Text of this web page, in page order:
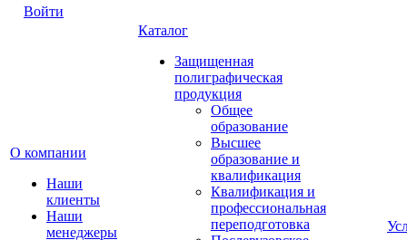
Войти
О компании
Наши
клиенты
Наши
менеджеры
Каталог
Защищенная
полиграфическая
продукция
Общее
образование
Высшее
образование и
квалификация
Квалификация и
профессиональная
переподготовка